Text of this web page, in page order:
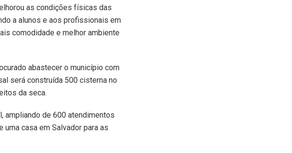
as condições físicas das
a alunos e aos profissionais em
comodidade e melhor ambiente
abastecer o município com
será construída 500 cisterna no
da seca.
ampliando de 600 atendimentos
uma casa em Salvador para as